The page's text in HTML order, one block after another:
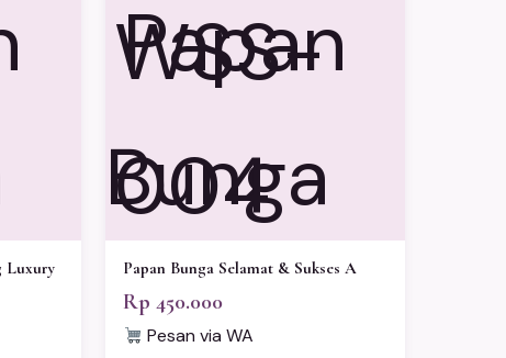
Luxury
WSS-
004
Papan Bunga Selamat & Sukses A
Rp 450.000
Pesan via WA